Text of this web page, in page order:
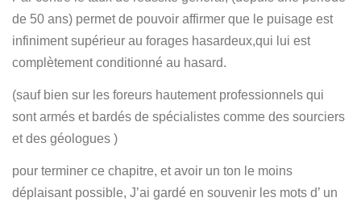
de 50 ans) permet de pouvoir affirmer que le puisage est
infiniment supérieur au forages hasardeux,qui lui est
complètement conditionné au hasard.
(sauf bien sur les foreurs hautement professionnels qui
sont armés et bardés de spécialistes comme des sourciers
et des géologues )
pour terminer ce chapitre, et avoir un ton le moins
déplaisant possible, J’ai gardé en souvenir les mots d’ un